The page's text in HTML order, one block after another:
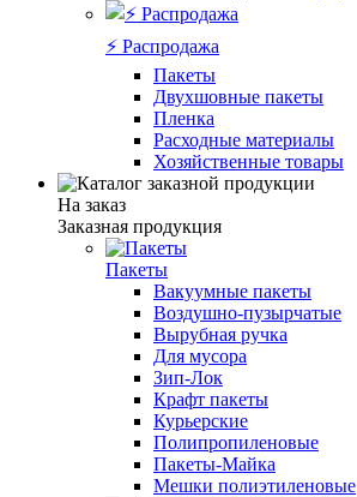
⚡️ Распродажа
Пакеты
Двухшовные пакеты
Пленка
Расходные материалы
Хозяйственные товары
На заказ
Заказная продукция
Пакеты
Вакуумные пакеты
Воздушно-пузырчатые
Вырубная ручка
Для мусора
Зип-Лок
Крафт пакеты
Курьерские
Полипропиленовые
Пакеты-Майка
Мешки полиэтиленовые